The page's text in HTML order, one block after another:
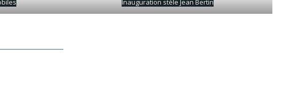
Inauguration stèle Jean Bertin